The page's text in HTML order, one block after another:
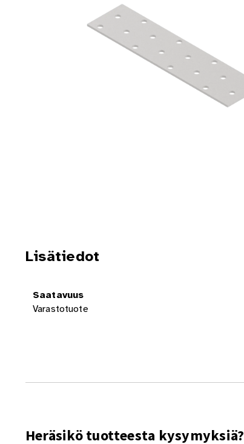
Lisätiedot
Saatavuus
Varastotuote
Heräsikö tuotteesta kysymyksiä?